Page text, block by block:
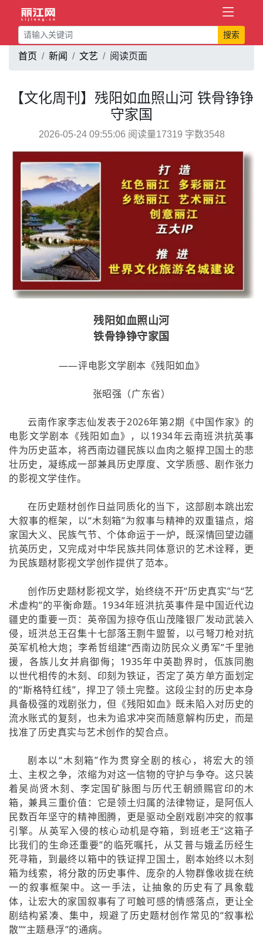
搜索
首页 新闻 文艺 阅读页面
【文化周刊】残阳如血照山河 铁骨铮铮
守家国
2026-05-24 09:55:06 阅读量17319 字数3548
残阳如血照山河
铁骨铮铮守家国
——评电影文学剧本《残阳如血》
张昭强（广东省）
云南作家李志仙发表于2026年第2期《中国作家》的
电影文学剧本《残阳如血》，以1934年云南班洪抗英事
件为历史蓝本，将西南边疆民族以血肉之躯捍卫国土的悲
壮历史，凝练成一部兼具历史厚度、文学质感、剧作张力
的影视文学佳作。
在历史题材创作日益同质化的当下，这部剧本跳出宏
大叙事的框架，以“木刻箱”为叙事与精神的双重锚点，熔
家国大义、民族气节、个体命运于一炉，既深情回望边疆
抗英历史，又完成对中华民族共同体意识的艺术诠释，更
为民族题材影视文学创作提供了范本。
创作历史题材影视文学，始终绕不开“历史真实”与“艺
术虚构”的平衡命题。1934年班洪抗英事件是中国近代边
疆史的重要一页：英帝国为掠夺佤山茂隆银厂发动武装入
侵，班洪总王召集十七部落王剽牛盟誓，以弓弩刀枪对抗
英军机枪大炮；李希哲组建“西南边防民众义勇军”千里驰
援，各族儿女并肩御侮；1935年中英勘界时，佤族同胞
以世代相传的木刻、印刻为铁证，否定了英方单方面划定
的“斯格特红线”，捍卫了领土完整。这段尘封的历史本身
具备极强的戏剧张力，但《残阳如血》既未陷入对历史的
流水账式的复刻，也未为追求冲突而随意解构历史，而是
找准了历史真实与艺术创作的契合点。
剧本以“木刻箱”作为贯穿全剧的核心，将宏大的领
土、主权之争，浓缩为对这一信物的守护与争夺。这只装
着吴尚贤木刻、李定国矿脉图与历代王朝颁赐官印的木
箱，兼具三重价值：它是领土归属的法律物证，是阿佤人
民数百年坚守的精神图腾，更是驱动全剧戏剧冲突的叙事
引擎。从英军入侵的核心动机是夺箱，到班老王“这箱子
比我们的生命还重要”的临死嘱托，从艾普与娥孟历经生
死寻箱，到最终以箱中的铁证捍卫国土，剧本始终以木刻
箱为线索，将分散的历史事件、庞杂的人物群像收拢在统
一的叙事框架中。这一手法，让抽象的历史有了具象载
体，让宏大的家国叙事有了可触可感的情感落点，更让全
剧结构紧凑、集中，规避了历史题材创作常见的“叙事松
散”“主题悬浮”的通病。